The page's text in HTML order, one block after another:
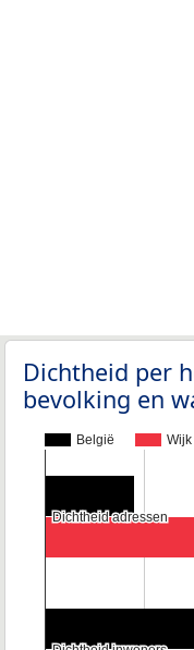
Dichtheid per
bevolking en
België
Dichtheid adressen
Dichtheid adressen